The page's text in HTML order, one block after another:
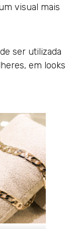
visual mais
ser utilizada
em looks